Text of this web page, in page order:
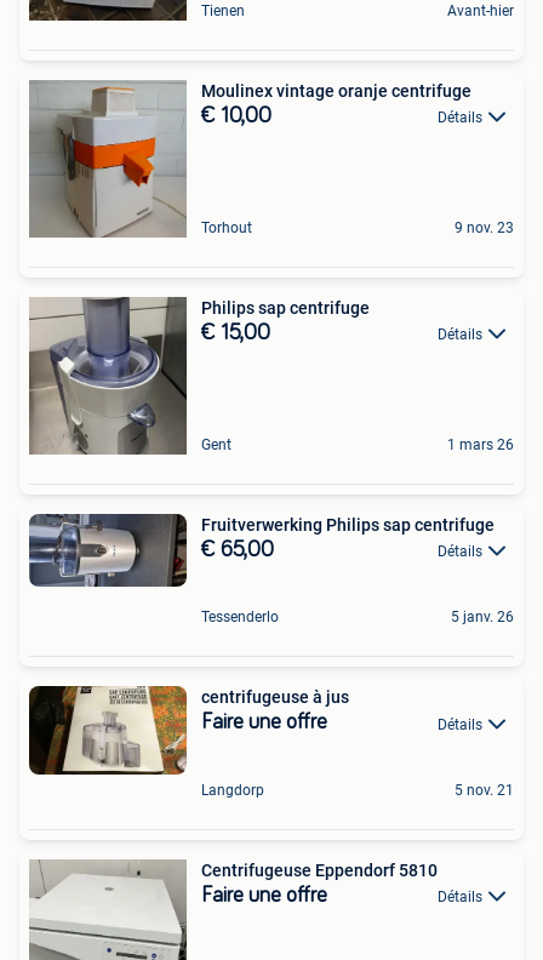
Tienen Avant-hier
Moulinex vintage oranje centrifuge
€ 10,00 Détails
Torhout 9 nov. 23
Philips sap centrifuge
€ 15,00 Détails
Gent 1 mars 26
Fruitverwerking Philips sap centrifuge
€ 65,00 Détails
Tessenderlo 5 janv. 26
centrifugeuse à jus
Faire une offre Détails
Langdorp 5 nov. 21
Centrifugeuse Eppendorf 5810
Faire une offre Détails